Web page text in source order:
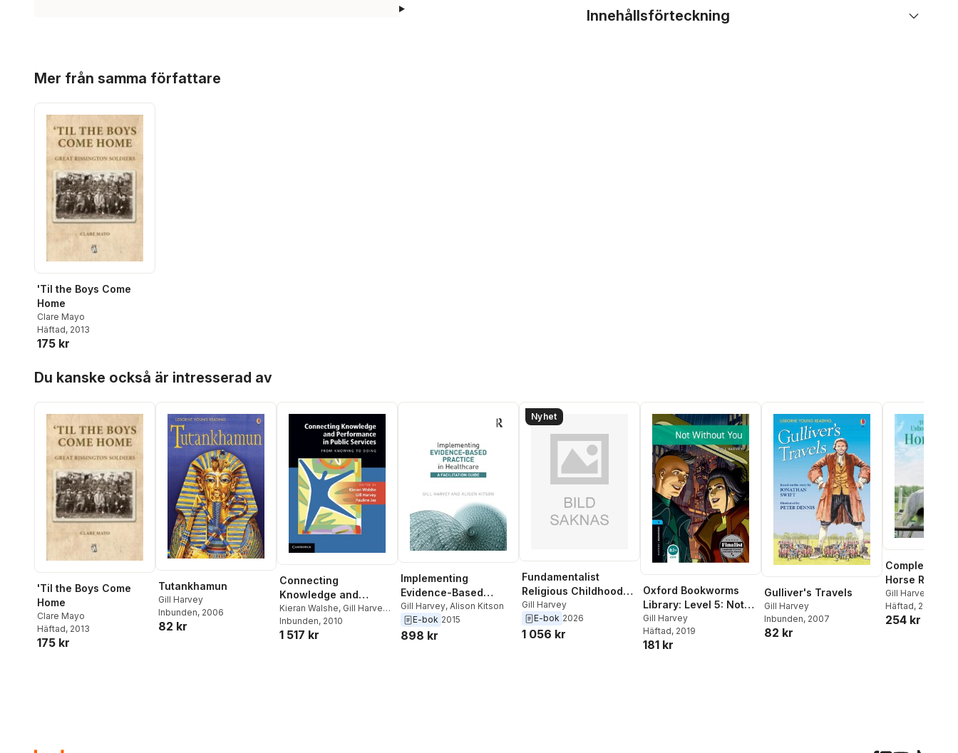
Innehållsförteckning
Mer från samma författare
'Til the Boys Come
Home
Clare Mayo
Häftad, 2013
175 kr
Du kanske också är intresserad av
'Til the Boys Come
Home
Clare Mayo
Häftad, 2013
175 kr
Tutankhamun
Gill Harvey
Inbunden, 2006
82 kr
Connecting
Knowledge and
Performance in Public
Services
Kieran Walshe, Gill Harvey ,
Pauline Jas
Inbunden, 2010
1 517 kr
Implementing
Evidence-Based
Practice in Healthcare
Gill Harvey, Alison Kitson
E-bok 2015
898 kr
Nyhet
Fundamentalist
Religious Childhoods
and Adult Mental
Health and Wellbeing
Gill Harvey
E-bok 2026
1 056 kr
Oxford Bookworms
Library: Level 5: Not
Without You
Gill Harvey
Häftad, 2019
181 kr
Gulliver's Travels
Gill Harvey
Inbunden, 2007
82 kr
Complete
Horse Riding
Gill Harvey
Häftad, 2026
254 kr